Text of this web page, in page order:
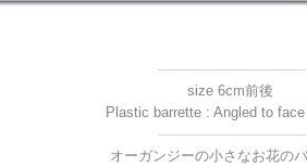
----------------------------------
size 6cm前後
Plastic barrette : Angled to face
----------------------------------
オーガンジーの小さなお花の